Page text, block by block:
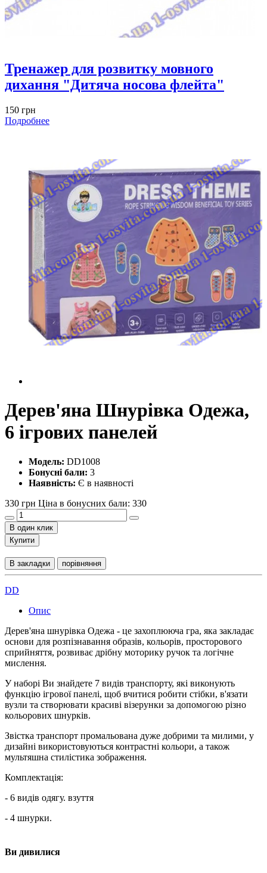
Тренажер для розвитку мовного
дихання "Дитяча носова флейта"
150 грн
Подробнее
Дерев'яна Шнурівка Одежа,
6 ігрових панелей
Модель: DD1008
Бонусні бали: 3
Наявність: Є в наявності
330 грн Ціна в бонусних бали: 330
В один клик
Купити
В закладки порівняння
DD
Опис
Дерев'яна шнурівка Одежа - це захоплююча гра, яка закладає
основи для розпізнавання образів, кольорів, просторового
сприйняття, розвиває дрібну моторику ручок та логічне
мислення.
У наборі Ви знайдете 7 видів транспорту, які виконують
функцію ігрової панелі, щоб вчитися робити стібки, в'язати
вузли та створювати красиві візерунки за допомогою різно
кольорових шнурків.
Звістка транспорт промальована дуже добрими та милими, у
дизайні використовуються контрастні кольори, а також
мультяшна стилістика зображення.
Комплектація:
- 6 видів одягу. взуття
- 4 шнурки.
Ви дивилися